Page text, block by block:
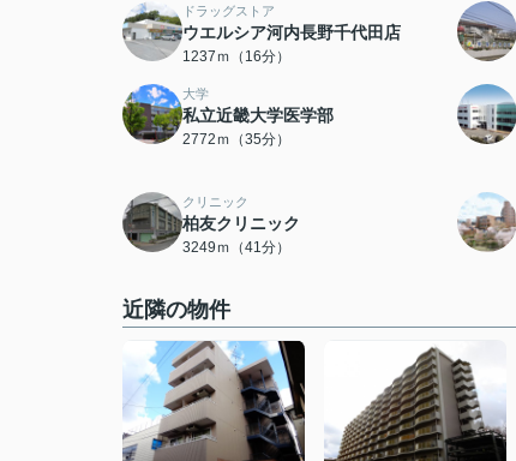
ドラッグストア
ウエルシア河内長野千代田店
1237ｍ（16分）
大学
私立近畿大学医学部
2772ｍ（35分）
クリニック
柏友クリニック
3249ｍ（41分）
近隣の物件